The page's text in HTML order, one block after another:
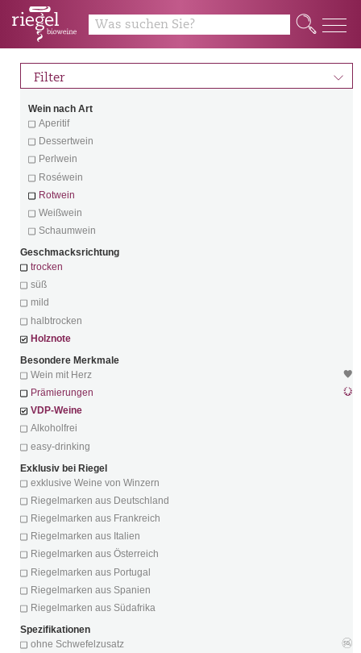
Q
Filter d
Wein nach Art
Aperitif
Dessertwein
Perlwein
Roséwein
Rotwein
Weißwein
Schaumwein
Geschmacksrichtung
trocken
süß
mild
halbtrocken
Holznote
Besondere Merkmale
Wein mit Herz
Prämierungen
VDP-Weine
Alkoholfrei
easy-drinking
Exklusiv bei Riegel
exklusive Weine von Winzern
Riegelmarken aus Deutschland
Riegelmarken aus Frankreich
Riegelmarken aus Italien
Riegelmarken aus Österreich
Riegelmarken aus Portugal
Riegelmarken aus Spanien
Riegelmarken aus Südafrika
Spezifikationen
ohne Schwefelzusatz